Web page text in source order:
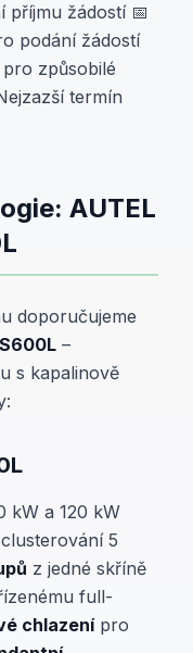
příjmu žádostí 📅
podání žádostí
pro způsobilé
termín
AUTEL
doporučujeme
–
s kapalinově
kW a 120 kW
5
z jedné skříně
full-
chlazenípro